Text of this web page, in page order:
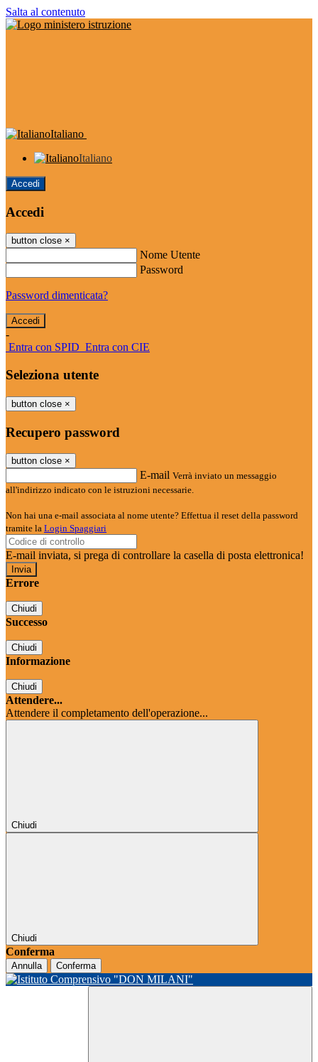
Salta al contenuto
Italiano
Italiano
Accedi
Accedi
button close ×
Nome Utente
Password
Password dimenticata?
-
Entra con SPID Entra con CIE
Seleziona utente
button close ×
Recupero password
button close ×
E-mail Verrà inviato un messaggio
all'indirizzo indicato con le istruzioni necessarie.
Non hai una e-mail associata al nome utente? Effettua il reset della password
tramite la Login Spaggiari
E-mail inviata, si prega di controllare la casella di posta elettronica!
Errore
Chiudi
Successo
Chiudi
Informazione
Chiudi
Attendere...
Attendere il completamento dell'operazione...
Chiudi
Chiudi
Conferma
Annulla Conferma